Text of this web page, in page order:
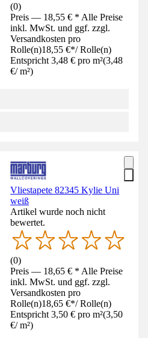
(0)
Preis — 18,55 € * Alle Preise
inkl. MwSt. und ggf. zzgl.
Versandkosten pro
Rolle(n)18,55 €*/ Rolle(n)
Entspricht 3,48 € pro m²(3,48
€/ m²)
Vliestapete 82345 Kylie Uni
weiß
Artikel wurde noch nicht
bewertet.
(0)
Preis — 18,65 € * Alle Preise
inkl. MwSt. und ggf. zzgl.
Versandkosten pro
Rolle(n)18,65 €*/ Rolle(n)
Entspricht 3,50 € pro m²(3,50
€/ m²)